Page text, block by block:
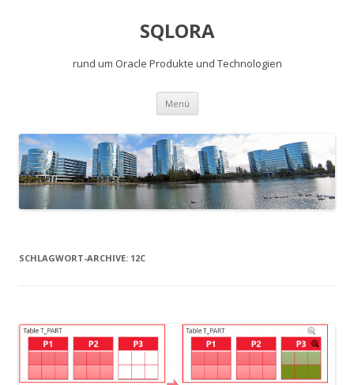
SQLORA
rund um Oracle Produkte und Technologien
Menü Springe
Inhalt
SCHLAGWORT-ARCHIVE: 12C